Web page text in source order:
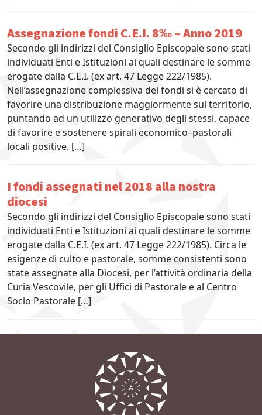
Assegnazione fondi C.E.I. 8‰ – Anno 2019
Secondo gli indirizzi del Consiglio Episcopale sono stati
individuati Enti e Istituzioni ai quali destinare le somme
erogate dalla C.E.I. (ex art. 47 Legge 222/1985).
Nell’assegnazione complessiva dei fondi si è cercato di
favorire una distribuzione maggiormente sul territorio,
puntando ad un utilizzo generativo degli stessi, capace
di favorire e sostenere spirali economico–pastorali
locali positive. […]
I fondi assegnati nel 2018 alla nostra
diocesi
Secondo gli indirizzi del Consiglio Episcopale sono stati
individuati Enti e Istituzioni ai quali destinare le somme
erogate dalla C.E.I. (ex art. 47 Legge 222/1985). Circa le
esigenze di culto e pastorale, somme consistenti sono
state assegnate alla Diocesi, per l’attività ordinaria della
Curia Vescovile, per gli Uffici di Pastorale e al Centro
Socio Pastorale […]